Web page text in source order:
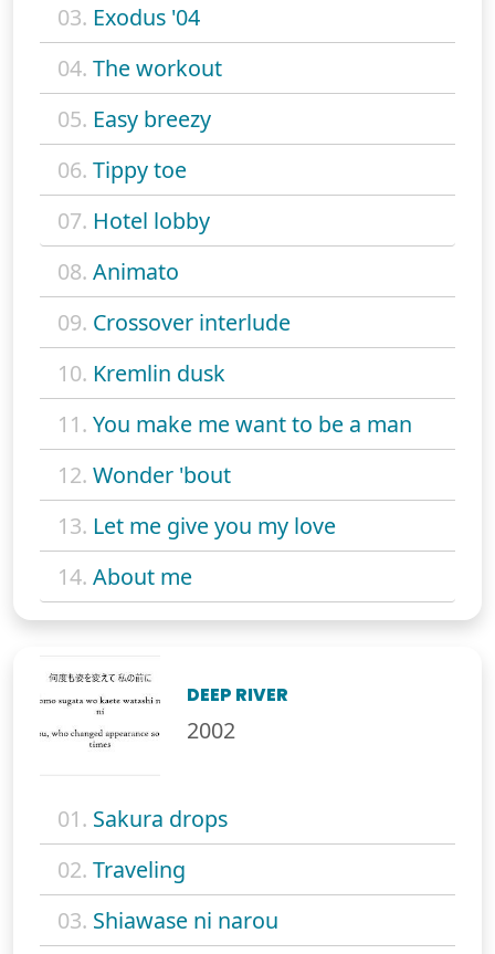
03. Exodus '04
04. The workout
05. Easy breezy
06. Tippy toe
07. Hotel lobby
08. Animato
09. Crossover interlude
10. Kremlin dusk
11. You make me want to be a man
12. Wonder 'bout
13. Let me give you my love
14. About me
DEEP RIVER
2002
01. Sakura drops
02. Traveling
03. Shiawase ni narou